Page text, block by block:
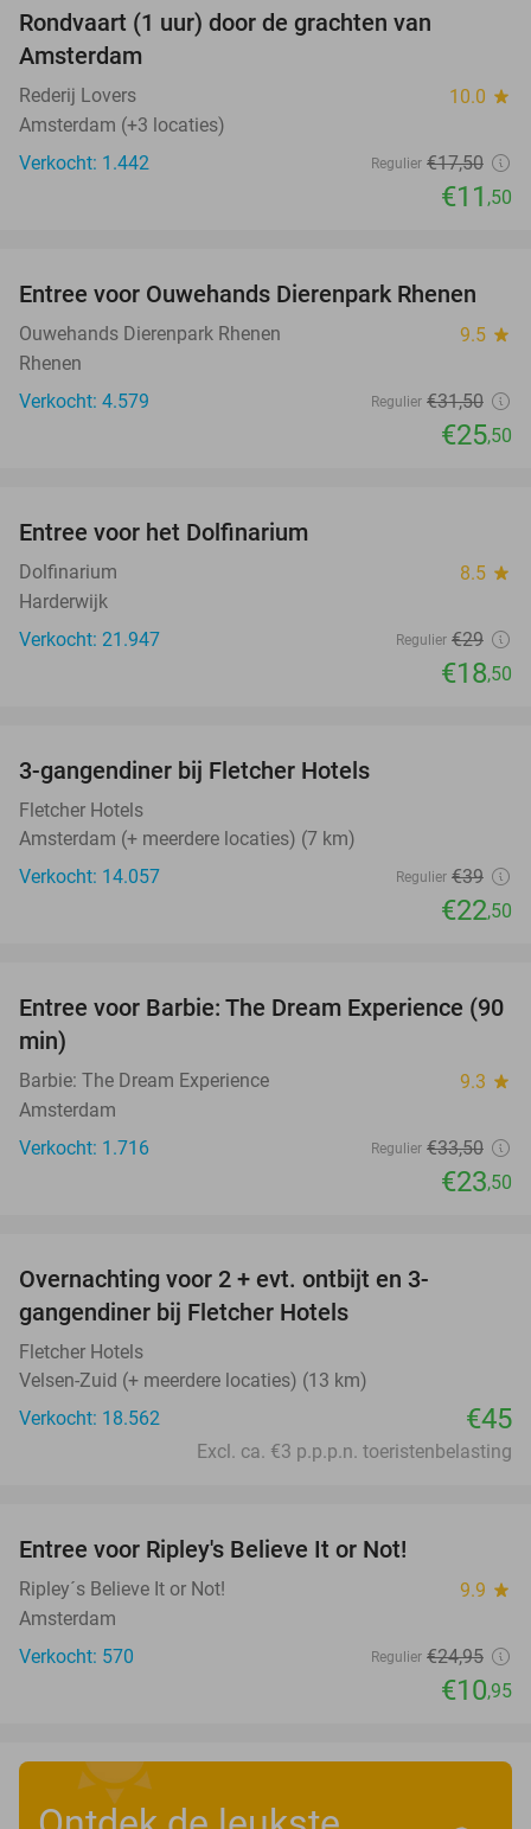
Rondvaart (1 uur) door de grachten van
Amsterdam
Rederij Lovers 10.0 star
Amsterdam (+3 locaties)
Verkocht: 1.442
Regulier €17,50
€11 ,50
19%
Entree voor Ouwehands Dierenpark Rhenen
Ouwehands Dierenpark Rhenen 9.5 star
Rhenen
Verkocht: 4.579
Regulier €31,50
€25,50
Entree voor het Dolfinarium
Dolfinarium 8.5 star
Harderwijk
Verkocht: 21.947
Regulier €29
€18,50
3-gangendiner bij Fletcher Hotels
Fletcher Hotels
Amsterdam (+ meerdere locaties) (7 km)
Verkocht: 14.057
Regulier €39
€22,50
30%
Entree voor Barbie: The Dream Experience (90
min)
Barbie: The Dream Experience 9.3 star
Amsterdam
Verkocht: 1.716
Regulier €33,50
€23,50
Overnachting voor 2 + evt. ontbijt en 3-
gangendiner bij Fletcher Hotels
Fletcher Hotels
Velsen-Zuid (+ meerdere locaties) (13 km)
Verkocht: 18.562
€45
Excl. ca. €3 p.p.p.n. toeristenbelasting
Entree voor Ripley's Believe It or Not!
Ripley´s Believe It or Not! 9.9 star
Amsterdam
Verkocht: 570
Regulier €24,95
€10,95